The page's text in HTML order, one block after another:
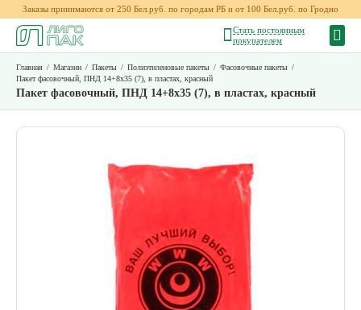
Заказы принимаются от 250 Бел.руб. по городам РБ и от 100 Бел.руб. по Гродно
Стать постоянным
покупателем
Главная / Магазин / Пакеты / Полиэтиленовые пакеты / Фасовочные пакеты /
Пакет фасовочный, ПНД 14+8х35 (7), в пластах, красный
Пакет фасовочный, ПНД 14+8х35 (7), в пластах, красный